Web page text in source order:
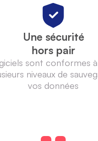
Une sécurité
hors pair
sont conformes
niveaux de
vos données